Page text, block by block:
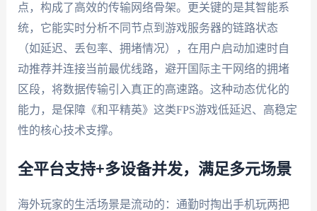
点，构成了高效的传输网络骨架。更关键的是其智能系
统，它能实时分析不同节点到游戏服务器的链路状态
（如延迟、丢包率、拥堵情况），在用户启动加速时自
动推荐并连接当前最优线路，避开国际主干网络的拥堵
区段，将数据传输引入真正的高速路。这种动态优化的
能力，是保障《和平精英》这类FPS游戏低延迟、高稳定
性的核心技术支撑。
全平台支持+多设备并发，满足多元场景
海外玩家的生活场景是流动的：通勤时掏出手机玩两把